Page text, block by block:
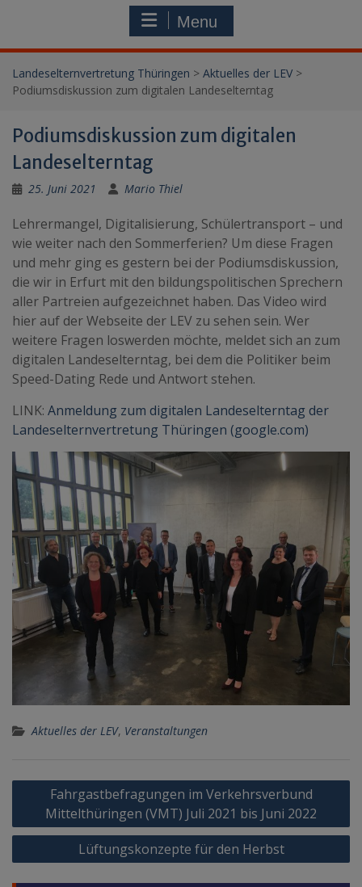
Menu
Landeselternvertretung Thüringen > Aktuelles der LEV >
Podiumsdiskussion zum digitalen Landeselterntag
Podiumsdiskussion zum digitalen
Landeselterntag
25. Juni 2021 Mario Thiel
Lehrermangel, Digitalisierung, Schülertransport – und
wie weiter nach den Sommerferien? Um diese Fragen
und mehr ging es gestern bei der Podiumsdiskussion,
die wir in Erfurt mit den bildungspolitischen Sprechern
aller Partreien aufgezeichnet haben. Das Video wird
hier auf der Webseite der LEV zu sehen sein. Wer
weitere Fragen loswerden möchte, meldet sich an zum
digitalen Landeselterntag, bei dem die Politiker beim
Speed-Dating Rede und Antwort stehen.
LINK: Anmeldung zum digitalen Landeselterntag der
Landeselternvertretung Thüringen (google.com)
Aktuelles der LEV, Veranstaltungen
Beitragsnavigation
Fahrgastbefragungen im Verkehrsverbund
Mittelthüringen (VMT) Juli 2021 bis Juni 2022
Lüftungskonzepte für den Herbst